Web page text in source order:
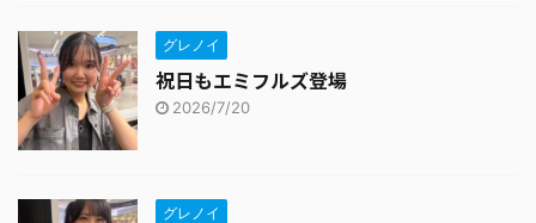
グレノイ
祝日もエミフルズ登場
2026/7/20
グレノイ